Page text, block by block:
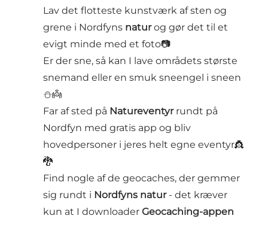
Lav det flotteste kunstværk af sten og
grene i Nordfyns naturog gør det til et
evigt minde med et foto📷
Er der sne, så kan I lave områdets største
snemand eller en smuk sneengel i sneen
⛄👼
Far af sted på Natureventyrrundt på
Nordfyn med gratis app og bliv
hovedpersoner i jeres helt egne eventyr👸
🐉
Find nogle af de geocaches, der gemmer
sig rundt i Nordfyns natur- det kræver
kun at I downloader Geocaching-appen